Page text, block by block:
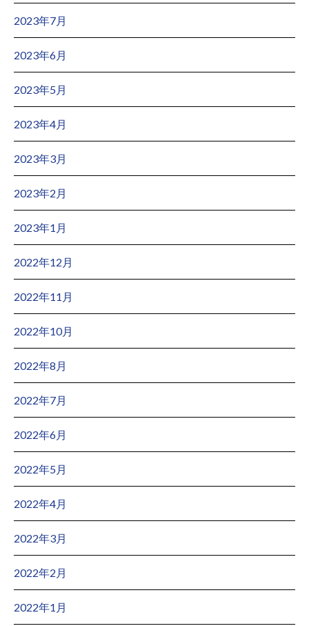
2023年7月
2023年6月
2023年5月
2023年4月
2023年3月
2023年2月
2023年1月
2022年12月
2022年11月
2022年10月
2022年8月
2022年7月
2022年6月
2022年5月
2022年4月
2022年3月
2022年2月
2022年1月